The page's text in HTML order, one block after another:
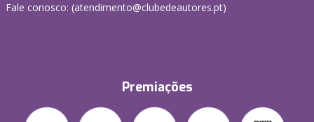
Fale conosco: (atendimento@clubedeautores.pt)
Premiações